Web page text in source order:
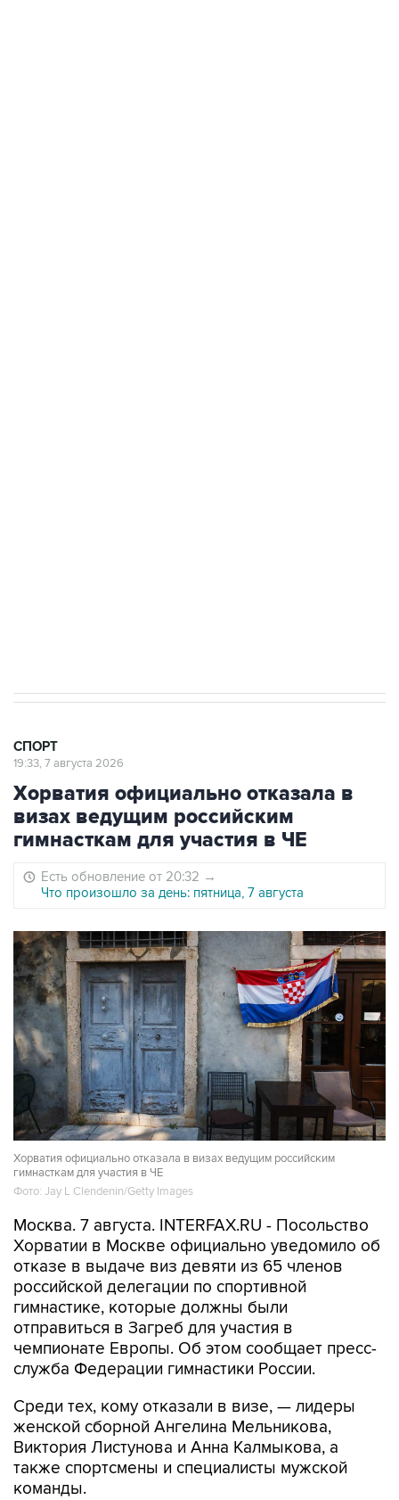
СПОРТ
19:33, 7 августа 2026
Хорватия официально отказала в
визах ведущим российским
гимнасткам для участия в ЧЕ
Есть обновление от 20:32 →
Что произошло за день: пятница, 7 августа
Хорватия официально отказала в визах ведущим российским
гимнасткам для участия в ЧЕ
Фото: Jay L Clendenin/Getty Images
Москва. 7 августа. INTERFAX.RU - Посольство
Хорватии в Москве официально уведомило об
отказе в выдаче виз девяти из 65 членов
российской делегации по спортивной
гимнастике, которые должны были
отправиться в Загреб для участия в
чемпионате Европы. Об этом сообщает пресс-
служба Федерации гимнастики России.
Среди тех, кому отказали в визе, — лидеры
женской сборной Ангелина Мельникова,
Виктория Листунова и Анна Калмыкова, а
также спортсмены и специалисты мужской
команды.